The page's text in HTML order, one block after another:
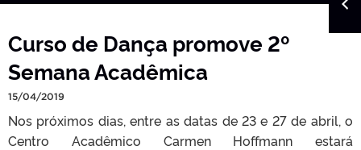
TELEFONES
Curso de Dança promove 2º
Semana Acadêmica
15/04/2019
Nos próximos dias, entre as datas de 23 e 27 de abril, o
Centro Acadêmico Carmen Hoffmann estará